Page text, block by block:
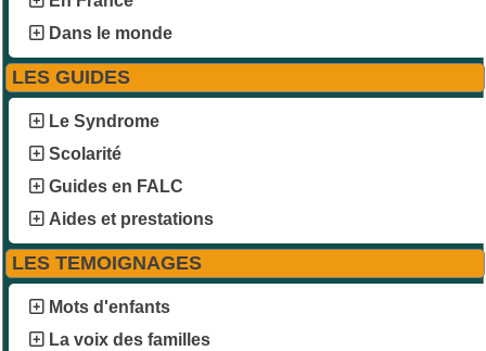
Dans le monde
LES GUIDES
Le Syndrome
Scolarité
Guides en FALC
Aides et prestations
LES TEMOIGNAGES
Mots d'enfants
La voix des familles